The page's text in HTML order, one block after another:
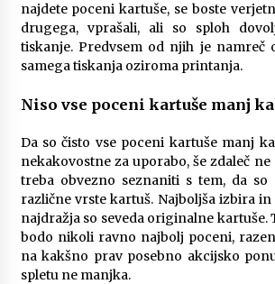
najdete poceni kartuše, se boste
drugega, vprašali, ali so sploh
tiskanje. Predvsem od njih je namreč
samega tiskanja oziroma printanja.
Niso vse poceni kartuše manj
Da so čisto vse poceni kartuše manj
nekakovostne za uporabo, še zdaleč
treba obvezno seznaniti s tem, da
različne vrste kartuš. Najboljša izbira in
najdražja so seveda originalne kartuše.
bodo nikoli ravno najbolj poceni,
na kakšno prav posebno akcijsko
spletu ne manjka.